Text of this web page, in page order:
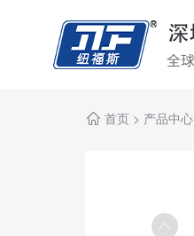
首页 > 产品中心